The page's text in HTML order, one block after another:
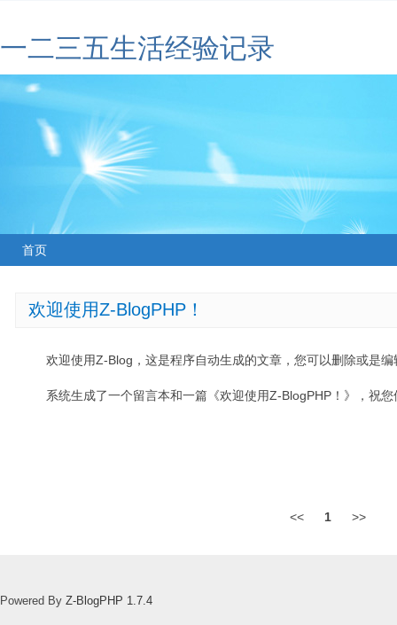
一二三五生活经验记录
首页
欢迎使用Z-BlogPHP！
欢迎使用Z-Blog，这是程序自动生成的文章，您可以删除或是编
系统生成了一个留言本和一篇《欢迎使用Z-BlogPHP！》，祝
<< 1 >>
Powered By Z-BlogPHP 1.7.4